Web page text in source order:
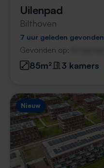
Uilenpad
Bilthoven
7 uur geleden gevonden
Gevonden op:
85m² 3 kamers
Nieuw